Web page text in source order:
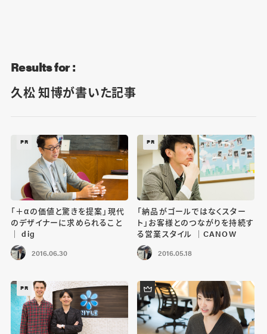
Results for :
久松 知博が書いた記事
PR
「＋αの価値と驚きを提案」現代
のデザイナーに求められること
｜ dig
2016.06.30
PR
「納品がゴールではなくスター
ト」お客様とのつながりを持続す
る営業スタイル ｜CANOW
2016.05.18
PR